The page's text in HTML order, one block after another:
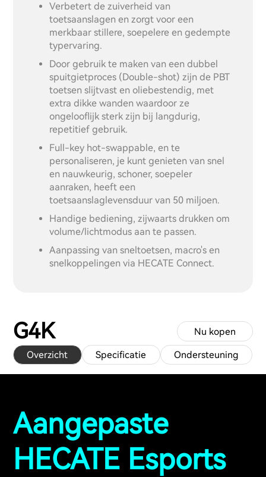
Verbetert de zuiverheid van
toetsaanslagen en zorgt voor een
merkbaar stillere, soepelere en gedempte
typervaring.
Door gebruik te maken van een dubbel
spuitgietproces (Double-shot) zijn de PBT
toetsen slijtvast en oliebestendig, met
extra dikke wanden waardoor ze
ongelooflijk sterk zijn bij langdurig,
repetitief gebruik.
Full-key hot-swappable, en te
personaliseren, je kunt genieten van snel
en nauwkeurig, schoner, soepeler
aanraken, heeft een
toetsaanslaglevensduur van 50 miljoen.
Handige bediening, zijwaarts drukken om
volume/lichtmodus aan te passen.
Aanpassing van sneltoetsen, macro's en
snelkoppelingen via HECATE Connect.
G4K
Overzicht Specificatie Ondersteuning
Nu kopen
Aangepaste
HECATE Esports